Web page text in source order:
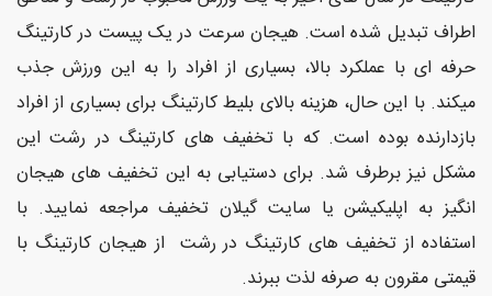
آرایشی
پزشکی
و
سلامت
ورزشی
و
تفریحی
اطراف تبدیل شده است. هیجان سرعت در یک پیست در کارتینگ
حرفه ای با عملکرد بالا، بسیاری از افراد را به این ورزش جذب
میکند. با این حال، هزینه بالای بلیط کارتینگ برای بسیاری از افراد
بازدارنده بوده است. که با تخفیف های کارتینگ در رشت این
مشکل نیز برطرف شد. برای دستیابی به این تخفیف های هیجان
انگیز به اپلیکیشن یا سایت گیلان تخفیف مراجعه نمایید. با
استفاده از تخفیف های کارتینگ در رشت از هیجان کارتینگ با
قیمتی مقرون به صرفه لذت ببرند.